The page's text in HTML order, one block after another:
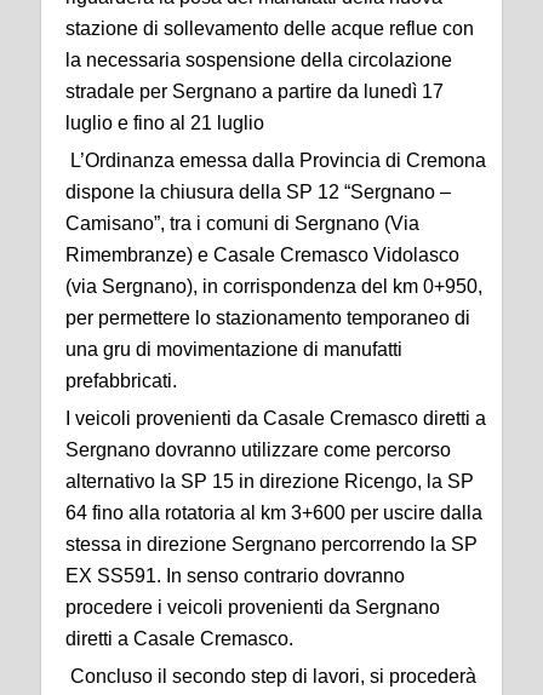
stazione di sollevamento delle acque reflue con
la necessaria sospensione della circolazione
stradale per Sergnano a partire da lunedì 17
luglio e fino al 21 luglio
L’Ordinanza emessa dalla Provincia di Cremona
dispone la chiusura della SP 12 “Sergnano –
Camisano”, tra i comuni di Sergnano (Via
Rimembranze) e Casale Cremasco Vidolasco
(via Sergnano), in corrispondenza del km 0+950,
per permettere lo stazionamento temporaneo di
una gru di movimentazione di manufatti
prefabbricati.
I veicoli provenienti da Casale Cremasco diretti a
Sergnano dovranno utilizzare come percorso
alternativo la SP 15 in direzione Ricengo, la SP
64 fino alla rotatoria al km 3+600 per uscire dalla
stessa in direzione Sergnano percorrendo la SP
EX SS591. In senso contrario dovranno
procedere i veicoli provenienti da Sergnano
diretti a Casale Cremasco.
Concluso il secondo step di lavori, si procederà